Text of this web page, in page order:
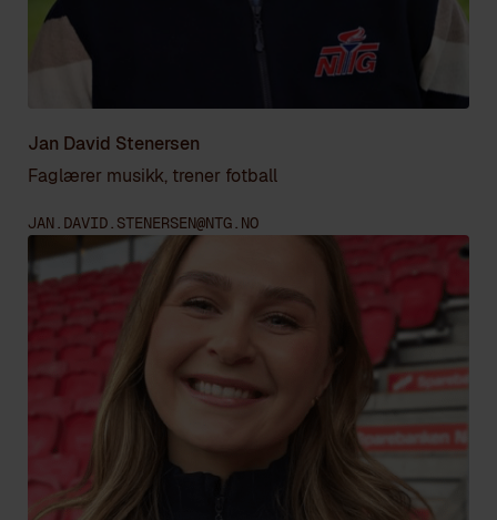
Jan David Stenersen
Faglærer musikk, trener fotball
JAN.DAVID.STENERSEN@NTG.NO